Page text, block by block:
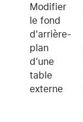
Modifier
le fond
d'arrière-
plan
d'une
table
externe